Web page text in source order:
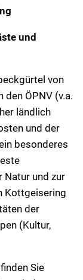
und
von
den ÖPNV (v.a.
ländlich
und der
besonderes
Natur und zur
Kottgeisering
der
(Kultur,
Sie